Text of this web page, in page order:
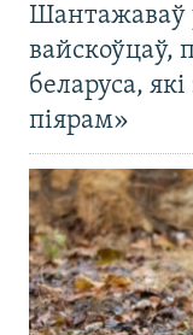
Шантажаваў
вайскоўцаў,
беларуса,
піярам»